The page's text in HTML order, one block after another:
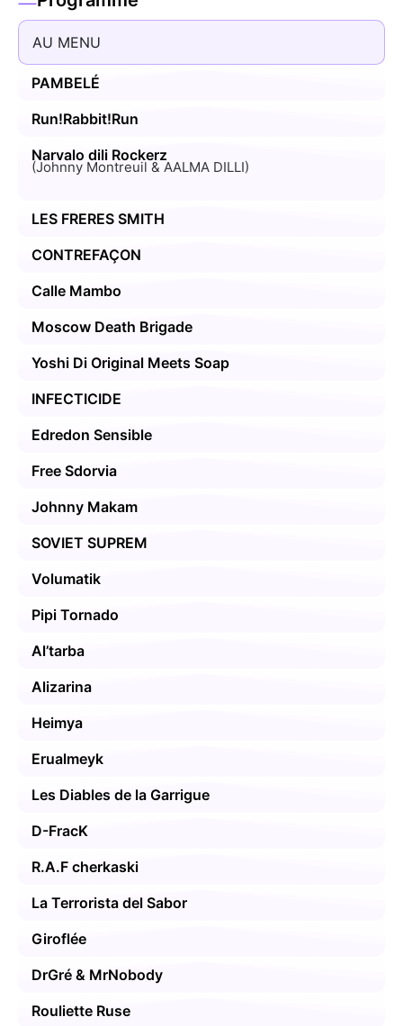
AU MENU
PAMBELÉ
Run!Rabbit!Run
Narvalo dili Rockerz
(Johnny Montreuil & AALMA DILLI)
LES FRERES SMITH
CONTREFAÇON
Calle Mambo
Moscow Death Brigade
Yoshi Di Original Meets Soap
INFECTICIDE
Edredon Sensible
Free Sdorvia
Johnny Makam
SOVIET SUPREM
Volumatik
Pipi Tornado
Al’tarba
Alizarina
Heimya
Erualmeyk
Les Diables de la Garrigue
D-FracK
R.A.F cherkaski
La Terrorista del Sabor
Giroflée
DrGré & MrNobody
Rouliette Ruse